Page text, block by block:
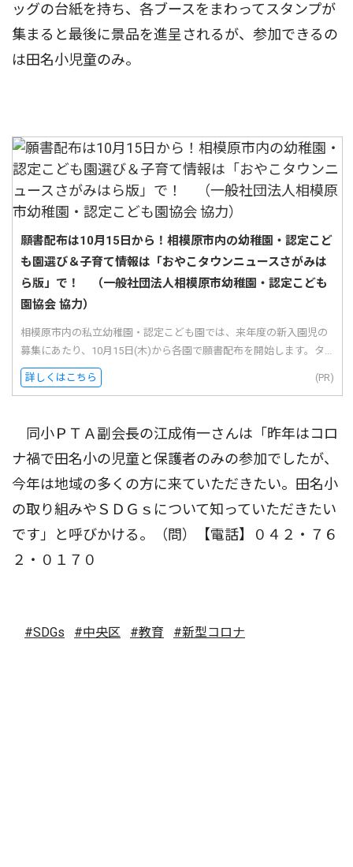
ッグの台紙を持ち、各ブースをまわってスタンプが
集まると最後に景品を進呈されるが、参加できるの
は田名小児童のみ。
願書配布は10月15日から！相模原市内の幼稚園・認定こど
も園選び＆子育て情報は「おやこタウンニュースさがみは
ら版」で！ （一般社団法人相模原市幼稚園・認定こども
園協会 協力）
相模原市内の私立幼稚園・認定こども園では、来年度の新入園児の
募集にあたり、10月15日(木)から各園で願書配布を開始します。タ...
詳しくはこちら (PR)
同小ＰＴＡ副会長の江成侑一さんは「昨年はコロ
ナ禍で田名小の児童と保護者のみの参加でしたが、
今年は地域の多くの方に来ていただきたい。田名小
の取り組みやＳＤＧｓについて知っていただきたい
です」と呼びかける。（問）【電話】０４２・７６
２・０１７０
#SDGs #中央区 #教育 #新型コロナ